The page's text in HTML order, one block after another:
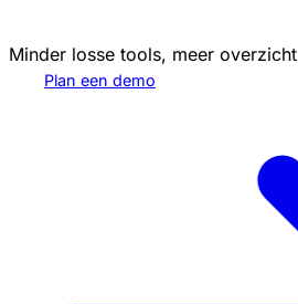
Minder losse tools, meer overzicht
Plan een demo